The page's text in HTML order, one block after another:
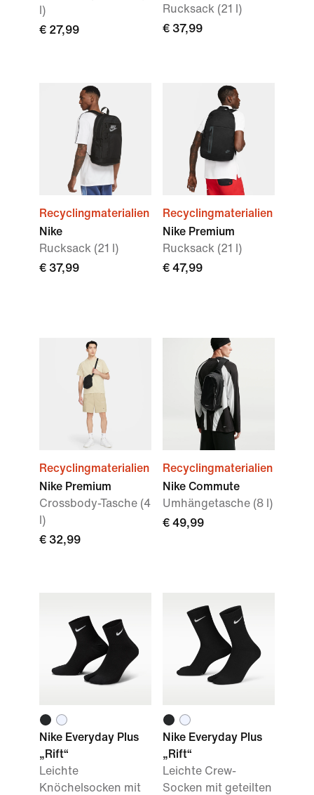
l)
€ 27,99
Rucksack (21 l)
€ 37,99
Recyclingmaterialien
Nike
Rucksack (21 l)
€ 37,99
Recyclingmaterialien
Nike Premium
Rucksack (21 l)
€ 47,99
Recyclingmaterialien
Nike Premium
Crossbody-Tasche (4
l)
€ 32,99
Recyclingmaterialien
Nike Commute
Umhängetasche (8 l)
€ 49,99
Nike Everyday Plus
„Rift“
Leichte
Knöchelsocken mit
Nike Everyday Plus
„Rift“
Leichte Crew-
Socken mit geteilten